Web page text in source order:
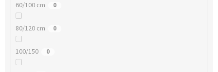
60/100 cm 0
80/120 cm 0
100/150 0